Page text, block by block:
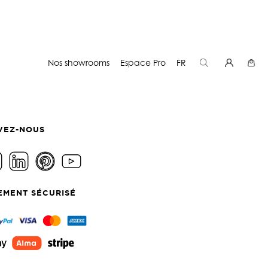
Nos showrooms Espace Pro FR
NOUS
SÉCURISÉ